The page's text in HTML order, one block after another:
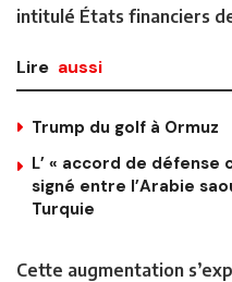
intitulé États financiers
Lire aussi
Trump du golf à Ormuz
L’ « accord de défense
signé entre l’Arabie
Turquie
Cette augmentation